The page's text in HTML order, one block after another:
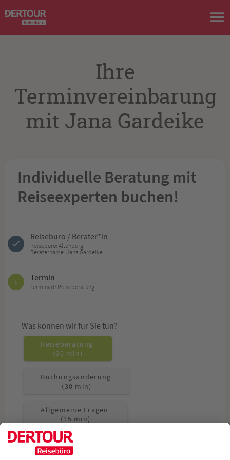
Ihre
Terminvereinbarung
mit Jana Gardeike
Individuelle Beratung mit
Reiseexperten buchen!
Reisebüro / Berater*in
Reisebüro: Altenburg
Beratername: Jana Gardeike
1 Termin
Terminart: Reiseberatung
Was können wir für Sie tun?
Reiseberatung
(60 min)
Buchungsänderung
(30 min)
Allgemeine Fragen
(15 min)
Wie möchten Sie beraten werden?